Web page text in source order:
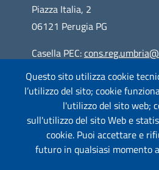
Piazza Italia, 2
06121 Perugia PG
Casella PEC:
Centralino: 075 5761
CF: 94065130547
Questo sito utilizza cookie
l’utilizzo del sito; cookie
l'utilizzo del sito web;
sull'utilizzo del sito Web e
cookie. Puoi accettare e
futuro in qualsiasi momento